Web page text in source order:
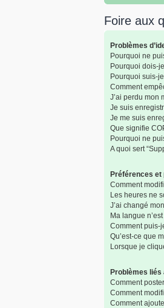
Foire aux
Problèmes
Pourquoi ne
Pourquoi dois-
Pourquoi suis-
Comment
J’ai perdu mon
Je suis
Je me suis
Que signifie
Pourquoi ne
A quoi sert
Préférences et
Comment
Les heures ne
J’ai changé
Ma langue
Comment puis-
Qu’est-ce que
Lorsque je
Problèmes liés
Comment
Comment
Comment